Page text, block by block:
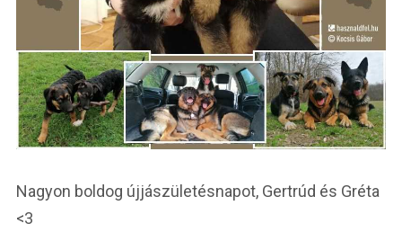
Nagyon boldog újjászületésnapot, Gertrúd és Gréta
<3